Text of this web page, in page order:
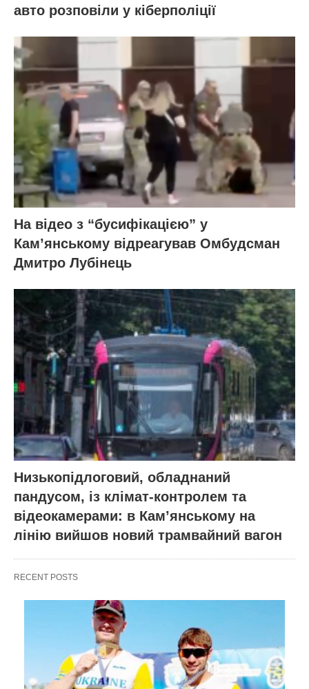
авто розповіли у кіберполіції
На відео з “бусифікацією” у
Кам’янському відреагував Омбудсман
Дмитро Лубінець
Низькопідлоговий, обладнаний
пандусом, із клімат-контролем та
відеокамерами: в Кам’янському на
лінію вийшов новий трамвайний вагон
RECENT POSTS